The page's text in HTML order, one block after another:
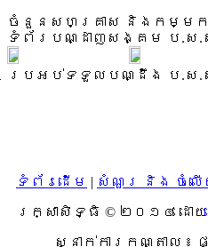
ចំនួនសហគ្រាស និងកម្មក
ទំព័របណ្ដាញសង្គម ប.ស.
ប្រអប់ទទួលបណ្ដឹង ប.ស.
ទំព័រដើម | សំណួរ និង ចំលើ
រក្សាសិទ្ធិ © ២០១៤ ដោយ​
ស្នាក់ការកណ្តាល ៖